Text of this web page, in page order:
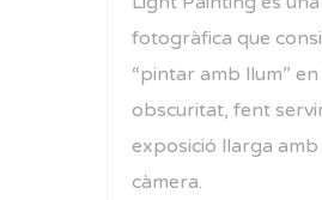
fotogràfica que
“pintar amb llum”
obscuritat, fent
exposició llarga amb
càmera.